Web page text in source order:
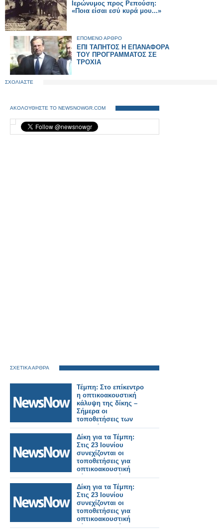
Ιερώνυμος προς Ρεπούση:
«Ποια είσαι εσύ κυρά μου...»
ΕΠΟΜΕΝΟ ΑΡΘΡΟ
ΕΠΙ ΤΑΠΗΤΟΣ Η ΕΠΑΝΑΦΟΡΑ
ΤΟΥ ΠΡΟΓΡΑΜΜΑΤΟΣ ΣΕ
ΤΡΟΧΙΑ
ΣΧΟΛΙΑΣΤΕ
ΑΚΟΛΟΥΘΗΣΤΕ ΤΟ NEWSNOWGR.COM
ΣΧΕΤΙΚΑ ΑΡΘΡΑ
Τέμπη: Στο επίκεντρο
η οπτικοακουστική
κάλυψη της δίκης –
Σήμερα οι
τοποθετήσεις των
συνηγόρων
υποστήριξης της
κατηγορίας.
Δίκη για τα Τέμπη:
Στις 23 Ιουνίου
συνεχίζονται οι
τοποθετήσεις για
οπτικοακουστική
κάλυψη της δίκης.
Δίκη για τα Τέμπη:
Στις 23 Ιουνίου
συνεχίζονται οι
τοποθετήσεις για
οπτικοακουστική
κάλυψη της δίκης.